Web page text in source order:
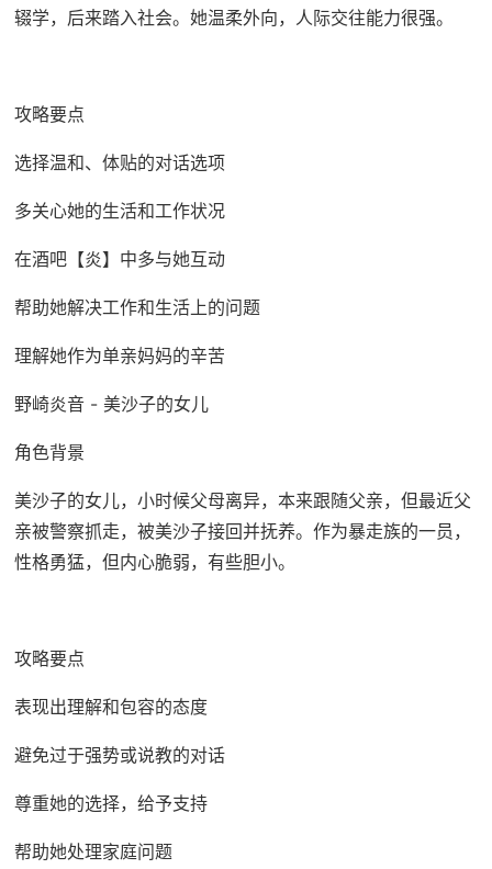
辍学，后来踏入社会。她温柔外向，人际交往能力很强。
攻略要点
选择温和、体贴的对话选项
多关心她的生活和工作状况
在酒吧【炎】中多与她互动
帮助她解决工作和生活上的问题
理解她作为单亲妈妈的辛苦
野崎炎音 - 美沙子的女儿
角色背景
美沙子的女儿，小时候父母离异，本来跟随父亲，但最近父
亲被警察抓走，被美沙子接回并抚养。作为暴走族的一员，
性格勇猛，但内心脆弱，有些胆小。
攻略要点
表现出理解和包容的态度
避免过于强势或说教的对话
尊重她的选择，给予支持
帮助她处理家庭问题